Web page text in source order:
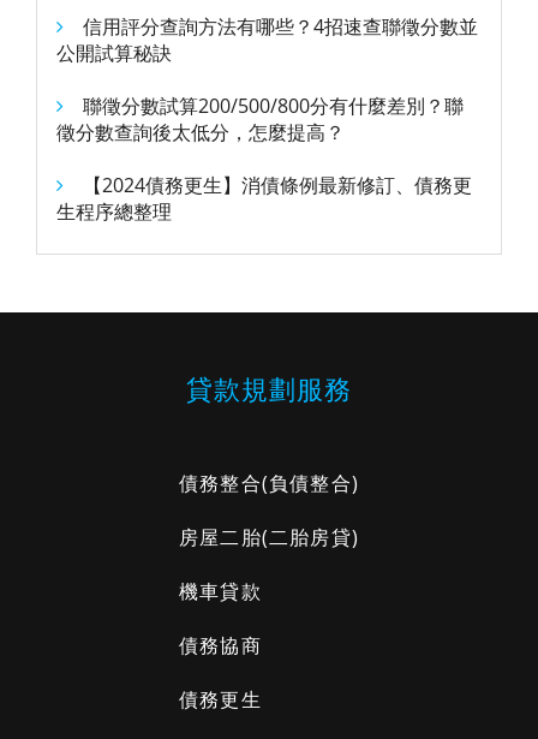
信用評分查詢方法有哪些？4招速查聯徵分數並
公開試算秘訣
聯徵分數試算200/500/800分有什麼差別？聯
徵分數查詢後太低分，怎麼提高？
【2024債務更生】消債條例最新修訂、債務更
生程序總整理
貸款規劃服務
債務整合(負債整合)
房屋二胎(二胎房貸)
機車貸款
債務協商
債務更生